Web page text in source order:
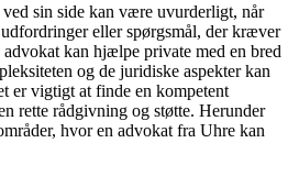
sin side kan være uvurderligt, når
eller spørgsmål, der kræver
advokat kan hjælpe private med en bred
og de juridiske aspekter kan
er vigtigt at finde en kompetent
rette rådgivning og støtte. Herunder
hvor en advokat fra Uhre kan